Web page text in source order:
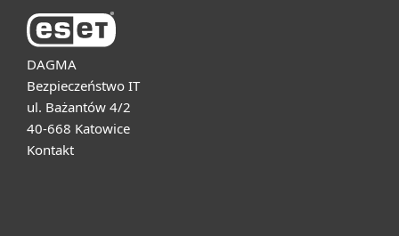
DAGMA
Bezpieczeństwo IT
ul. Bażantów 4/2
40-668 Katowice
Kontakt